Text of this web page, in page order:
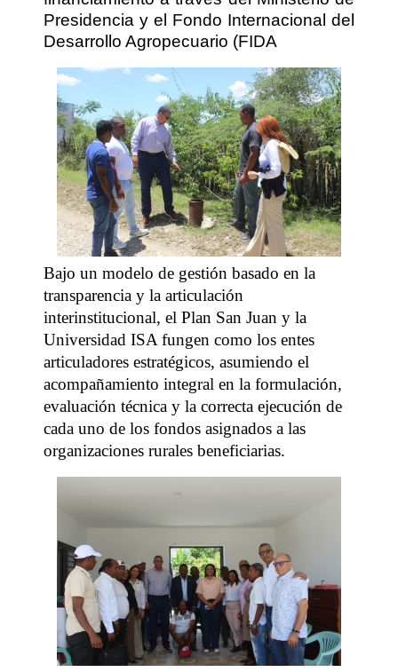
Presidencia y el Fondo Internacional del
Desarrollo Agropecuario (FIDA
Bajo un modelo de gestión basado en la
transparencia y la articulación
interinstitucional, el Plan San Juan y la
Universidad ISA fungen como los entes
articuladores estratégicos, asumiendo el
acompañamiento integral en la formulación,
evaluación técnica y la correcta ejecución de
cada uno de los fondos asignados a las
organizaciones rurales beneficiarias.